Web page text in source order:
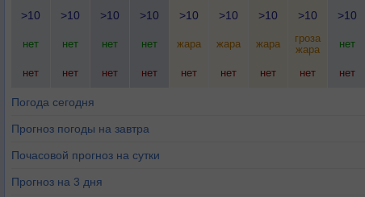
>10 >10 >10 >10 >10 >10 >10 >10 >10
нет нет нет нет жара жара жара
гроза
жара
нет
нет нет нет нет нет нет нет нет нет
Погода сегодня
Прогноз погоды на завтра
Почасовой прогноз на сутки
Прогноз на 3 дня